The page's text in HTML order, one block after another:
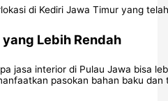
di Kediri Jawa Timur yang
Lebih Rendah
jasa interior di Pulau Jawa bisa
pasokan bahan baku